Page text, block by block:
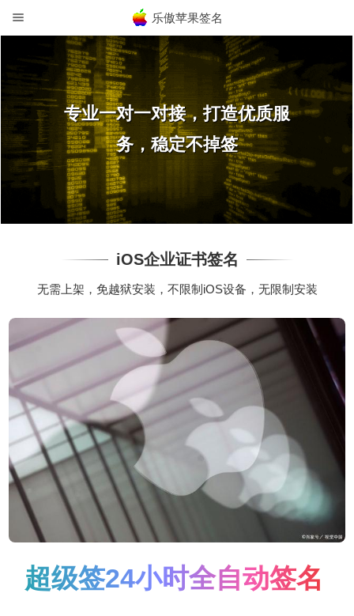
乐傲苹果签名
专业一对一对接，打造优质服
务，稳定不掉签
iOS企业证书签名
无需上架，免越狱安装，不限制iOS设备，无限制安装
超级签24小时全自动签名